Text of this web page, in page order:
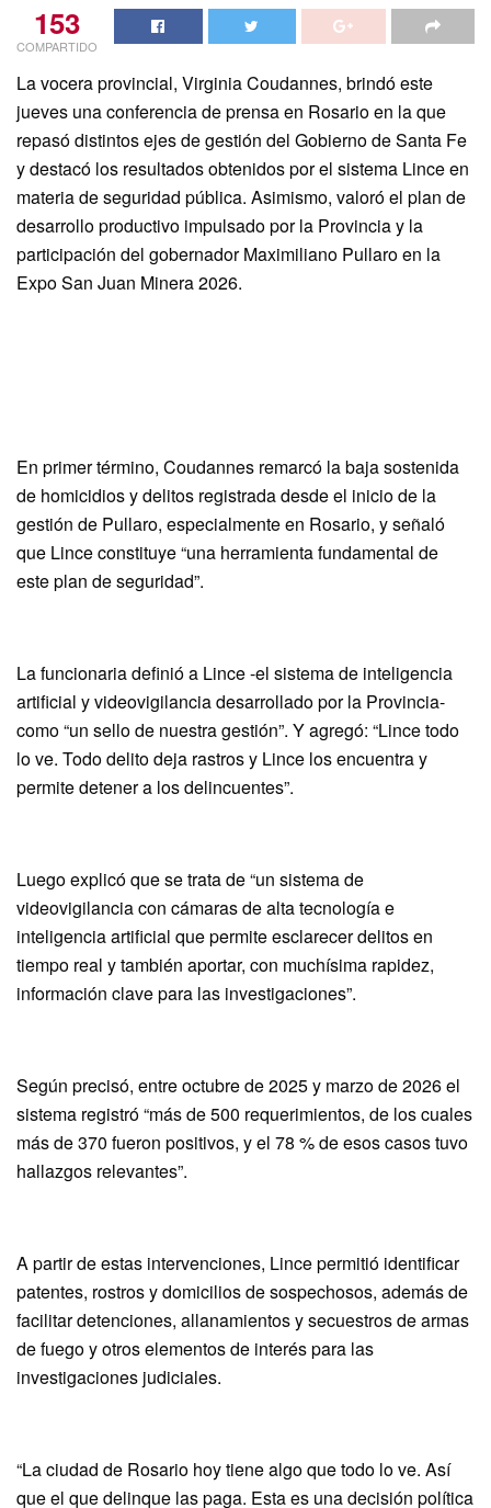
153
COMPARTIDO
La vocera provincial, Virginia Coudannes, brindó este
jueves una conferencia de prensa en Rosario en la que
repasó distintos ejes de gestión del Gobierno de Santa Fe
y destacó los resultados obtenidos por el sistema Lince en
materia de seguridad pública. Asimismo, valoró el plan de
desarrollo productivo impulsado por la Provincia y la
participación del gobernador Maximiliano Pullaro en la
Expo San Juan Minera 2026.
En primer término, Coudannes remarcó la baja sostenida
de homicidios y delitos registrada desde el inicio de la
gestión de Pullaro, especialmente en Rosario, y señaló
que Lince constituye “una herramienta fundamental de
este plan de seguridad”.
La funcionaria definió a Lince -el sistema de inteligencia
artificial y videovigilancia desarrollado por la Provincia-
como “un sello de nuestra gestión”. Y agregó: “Lince todo
lo ve. Todo delito deja rastros y Lince los encuentra y
permite detener a los delincuentes”.
Luego explicó que se trata de “un sistema de
videovigilancia con cámaras de alta tecnología e
inteligencia artificial que permite esclarecer delitos en
tiempo real y también aportar, con muchísima rapidez,
información clave para las investigaciones”.
Según precisó, entre octubre de 2025 y marzo de 2026 el
sistema registró “más de 500 requerimientos, de los cuales
más de 370 fueron positivos, y el 78 % de esos casos tuvo
hallazgos relevantes”.
A partir de estas intervenciones, Lince permitió identificar
patentes, rostros y domicilios de sospechosos, además de
facilitar detenciones, allanamientos y secuestros de armas
de fuego y otros elementos de interés para las
investigaciones judiciales.
“La ciudad de Rosario hoy tiene algo que todo lo ve. Así
que el que delinque las paga. Esta es una decisión política